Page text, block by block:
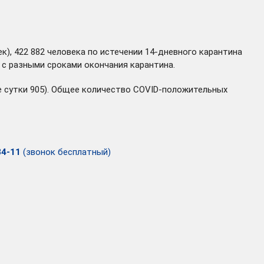
422 882 человека по истечении 14-дневного карантина
разными сроками окончания карантина.
905). Общее количество COVID-положительных
11 (звонок бесплатный)